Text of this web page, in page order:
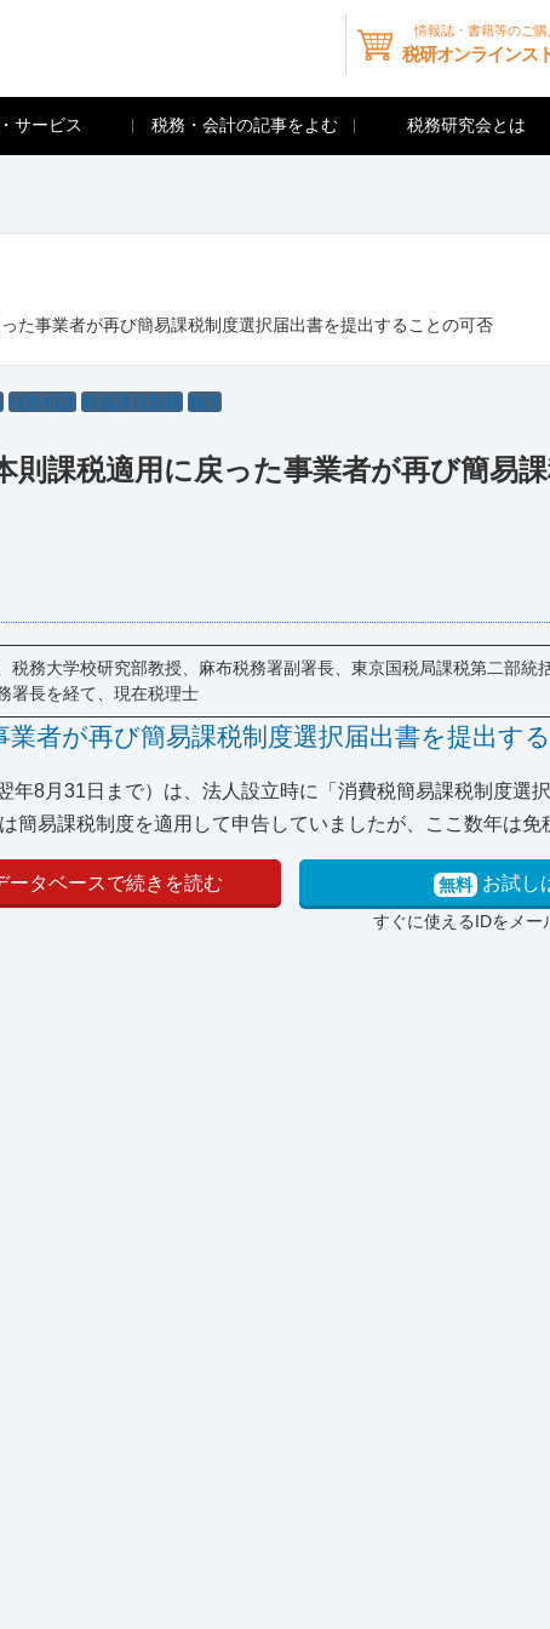
情報誌・書籍等のご購
税研オンラインス
サービス 税務・会計の記事をよむ 税務研究会とは
事業者が再び簡易課税制度選択届出書を提出することの可否
税務相談 簡易課税制度 解説
課税適用に戻った事業者が再び簡易課
務大学校研究部教授、麻布税務署副署長、東京国税局課税第二部統
署長を経て、現在税理士
業者が再び簡易課税制度選択届出書を提出す
年8月31日まで）は、法人設立時に「消費税簡易課税制度選
簡易課税制度を適用して申告していましたが、ここ数年は免
ータベースで続きを読む 無料 お試し
すぐに使えるIDをメー